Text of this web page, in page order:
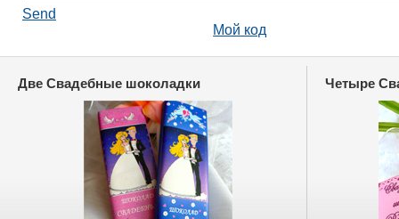
Send
Мой код
Две Свадебные шоколадки Четыре